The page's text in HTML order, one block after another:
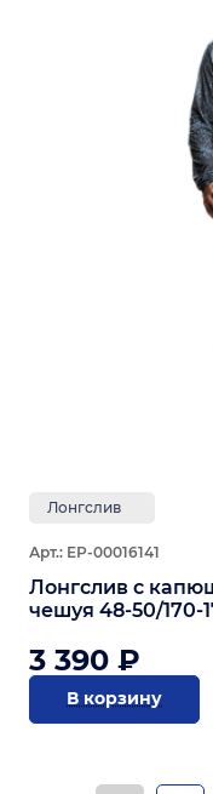
Лонгслив
Арт.: ЕР-00016141
Лонгслив с
чешуя 48-50/170-
3 390 ₽
В корзину